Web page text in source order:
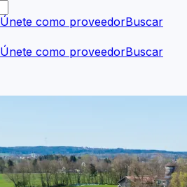
Únete como proveedorBuscar
Únete como proveedorBuscar